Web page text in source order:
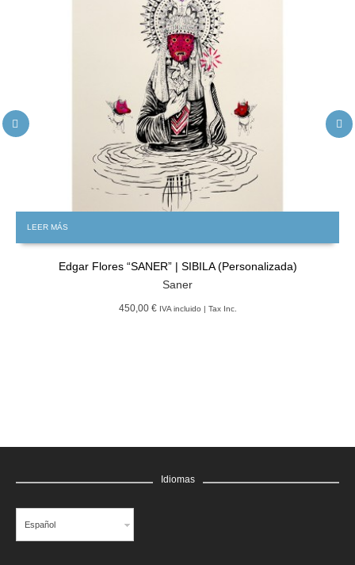
LEER MÁS
Edgar Flores “SANER” | SIBILA (Personalizada)
Saner
450,00 € IVA incluido | Tax Inc.
Idiomas
Español